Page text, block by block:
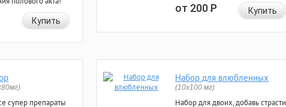
Купить
от 200Р Купить
супер препараты
Набор для влюбленных
(10х100 мг)
Набор для двоих, добавь страсти